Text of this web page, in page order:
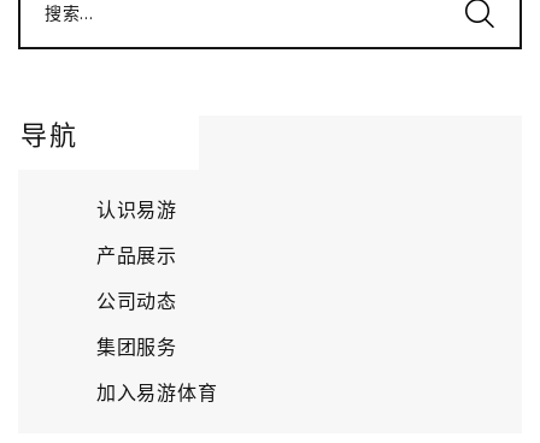
搜索...
导航
认识易游
产品展示
公司动态
集团服务
加入易游体育